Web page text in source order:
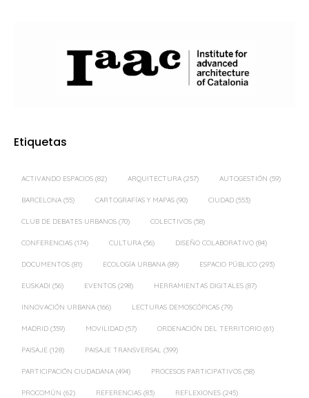
Etiquetas
ACTIVANDO ESPACIOS (82) ARQUITECTURA (257) AUTOGESTIÓN (59)
BARCELONA (55) CARTOGRAFÍAS Y MAPAS (90) CIUDAD (553)
CLUB DE DEBATES URBANOS (70) COLECTIVOS (58)
CONFERENCIAS (174) CULTURA (56) DISEÑO COLABORATIVO (84)
DOCUMENTOS (81) ECOLOGÍA URBANA (89) ESPACIO PÚBLICO (293)
EUSKADI (56) EVENTOS (298) HERRAMIENTAS DIGITALES (87)
INNOVACIÓN URBANA (166) LECTURAS DEMOSCÓPICAS (79)
MADRID (359) MOVILIDAD (57) ORDENACIÓN DEL TERRITORIO (61)
PAISAJE (128) PAISAJE TRANSVERSAL (399)
PARTICIPACIÓN CIUDADANA (494) PROCESOS PARTICIPATIVOS (58)
PROCOMÚN (62) REFERENCIAS (83) REFLEXIONES (245)